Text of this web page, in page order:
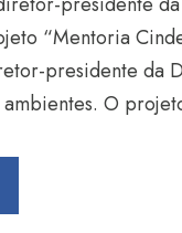
“Mentoria
presidente da
O